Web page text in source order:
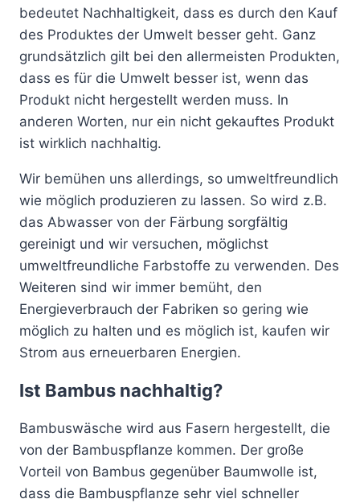
bedeutet Nachhaltigkeit, dass es durch den Kauf
des Produktes der Umwelt besser geht. Ganz
grundsätzlich gilt bei den allermeisten Produkten,
dass es für die Umwelt besser ist, wenn das
Produkt nicht hergestellt werden muss. In
anderen Worten, nur ein nicht gekauftes Produkt
ist wirklich nachhaltig.
Wir bemühen uns allerdings, so umweltfreundlich
wie möglich produzieren zu lassen. So wird z.B.
das Abwasser von der Färbung sorgfältig
gereinigt und wir versuchen, möglichst
umweltfreundliche Farbstoffe zu verwenden. Des
Weiteren sind wir immer bemüht, den
Energieverbrauch der Fabriken so gering wie
möglich zu halten und es möglich ist, kaufen wir
Strom aus erneuerbaren Energien.
Ist Bambus nachhaltig?
Bambuswäsche wird aus Fasern hergestellt, die
von der Bambuspflanze kommen. Der große
Vorteil von Bambus gegenüber Baumwolle ist,
dass die Bambuspflanze sehr viel schneller